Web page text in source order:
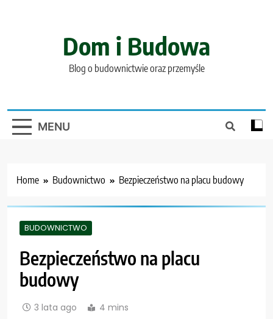
Dom i Budowa
Blog o budownictwie oraz przemyśle
MENU
Home Budownictwo Bezpieczeństwo na placu budowy
BUDOWNICTWO
Bezpieczeństwo na placu
budowy
3 lata ago 4 mins